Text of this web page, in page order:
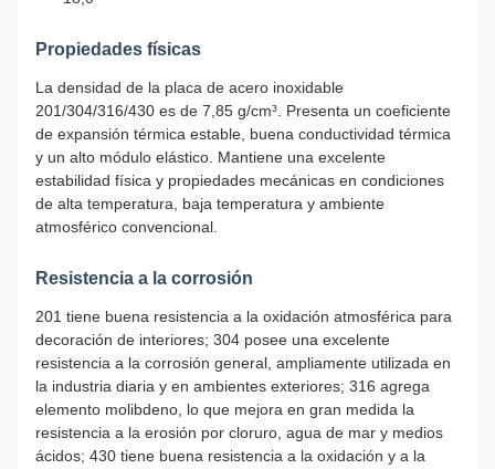
Propiedades físicas
La densidad de la placa de acero inoxidable
201/304/316/430 es de 7,85 g/cm³. Presenta un coeficiente
de expansión térmica estable, buena conductividad térmica
y un alto módulo elástico. Mantiene una excelente
estabilidad física y propiedades mecánicas en condiciones
de alta temperatura, baja temperatura y ambiente
atmosférico convencional.
Resistencia a la corrosión
201 tiene buena resistencia a la oxidación atmosférica para
decoración de interiores; 304 posee una excelente
resistencia a la corrosión general, ampliamente utilizada en
la industria diaria y en ambientes exteriores; 316 agrega
elemento molibdeno, lo que mejora en gran medida la
resistencia a la erosión por cloruro, agua de mar y medios
ácidos; 430 tiene buena resistencia a la oxidación y a la